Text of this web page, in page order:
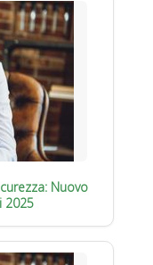
Nuovo
2025